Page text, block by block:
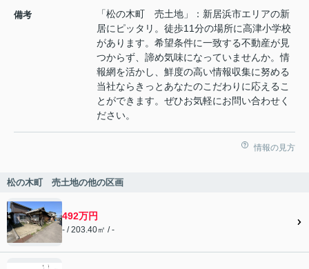
備考
「松の木町 売土地」：新居浜市エリアの新
居にピッタリ。徒歩11分の場所に高津小学校
があります。希望条件に一致する不動産が見
つからず、諦め気味になっていませんか。情
報網を活かし、鮮度の高い情報収集に努める
当社ならきっとあなたのこだわりに応えるこ
とができます。ぜひお気軽にお問い合わせく
ださい。
情報の見方
松の木町 売土地の他の区画
492万円
- / 203.40㎡ / -